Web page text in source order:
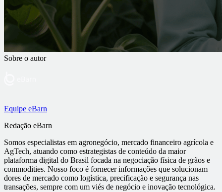
Sobre o autor
Equipe eBarn
Redação eBarn
Somos especialistas em agronegócio, mercado financeiro agrícola e
AgTech, atuando como estrategistas de conteúdo da maior
plataforma digital do Brasil focada na negociação física de grãos e
commodities. Nosso foco é fornecer informações que solucionam
dores de mercado como logística, precificação e segurança nas
transações, sempre com um viés de negócio e inovação tecnológica.